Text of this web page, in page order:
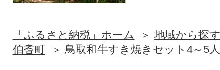
「ふるさと納税」ホーム
地域から探す
伯耆町
鳥取和牛すき焼きセット4～5